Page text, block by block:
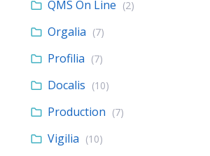
QMS On Line (2)
Orgalia (7)
Profilia (7)
Docalis (10)
Production (7)
Vigilia (10)